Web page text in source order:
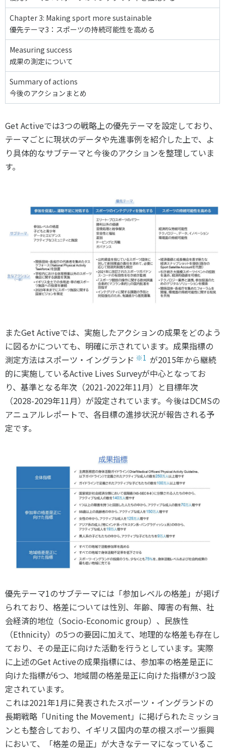
SSF BOOKS
Chapter 3: Making sport more sustainable
優先テーマ3：スポーツの持続可能性を高める
Measuring success
成果の測定について
Summary of actions
今後のアクションまとめ
Get Activeでは3つの戦略上の優先テーマを設定しており、
テーマごとに現状のデータや先進事例を紹介した上で、よ
り具体的なサブテーマと今後のアクションを整理していま
す。
またGet Activeでは、実施したアクションの成果をどのよう
に図るかについても、明確に示されています。成果指標の
測定方法はスポーツ・イングランド ※1 が2015年から継続
的に実施しているActive Lives Surveyが中心となってお
り、基準となる年次（2021-2022年11月）と目標年次
（2028-2029年11月）が設定されています。今後はDCMSの
アニュアルレポートで、各目標の進捗状況が報告される予
定です。
優先テーマ1のサブテーマには「参加レベルの格差」が掲げ
られており、格差については性別、年齢、障害の有無、社
会経済的地位（Socio-Economic group）、民族性
（Ethnicity）の5つの要因に加えて、地理的な格差も存在し
ており、その是正に向けた活動を行うとしています。実際
に上述のGet Activeの成果指標には、参加率の格差是正に
向けた指標が6つ、地域間の格差是正に向けた指標が3つ設
定されています。
これは2021年1月に発表されたスポーツ・イングランドの
長期戦略「Uniting the Movement」に掲げられたミッショ
ンとも整合しており、イギリス国内の草の根スポーツ振興
において、「格差の是正」が大きなテーマになっているこ